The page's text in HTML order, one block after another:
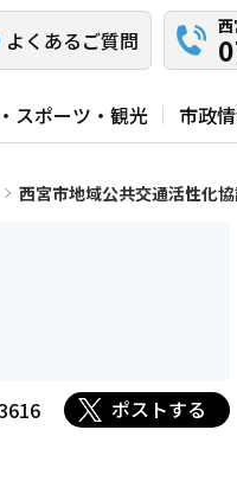
よくあるご質問
スポーツ・観光 市政
西宮市地域公共交通活性化
ポストする